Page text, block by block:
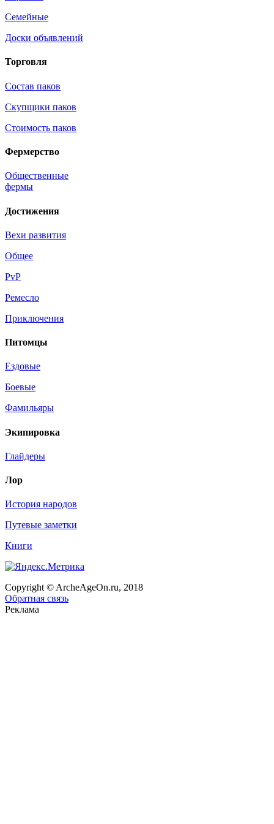
Семейные
Доски объявлений
Торговля
Состав паков
Скупщики паков
Стоимость паков
Фермерство
Общественные
фермы
Достижения
Вехи развития
Общее
PvP
Ремесло
Приключения
Питомцы
Ездовые
Боевые
Фамильяры
Экипировка
Глайдеры
Лор
История народов
Путевые заметки
Книги
Copyright © ArcheAgeOn.ru, 2018
Обратная связь
Реклама